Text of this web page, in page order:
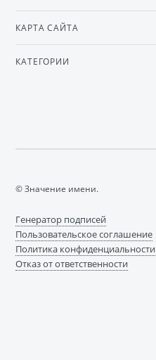
КАРТА САЙТА
КАТЕГОРИИ
© Значение имени.
Генератор подписей
Пользовательское соглашение
Политика конфиденциальности
Отказ от ответственности